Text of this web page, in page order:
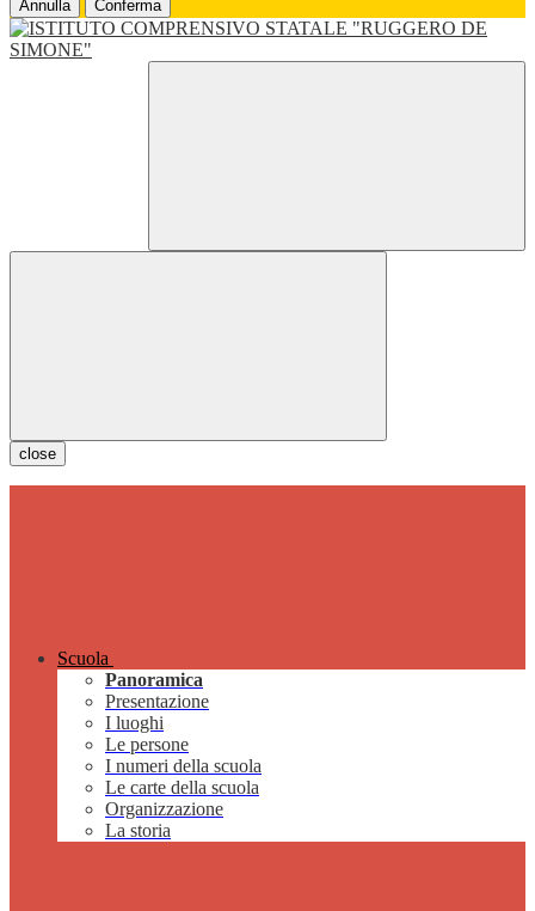
Annulla Conferma
close
Scuola
Panoramica
Presentazione
I luoghi
Le persone
I numeri della scuola
Le carte della scuola
Organizzazione
La storia